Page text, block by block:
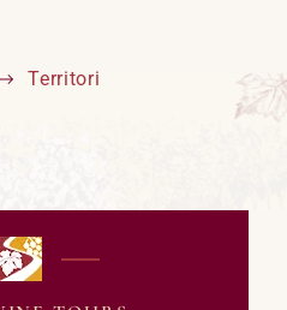
Territori